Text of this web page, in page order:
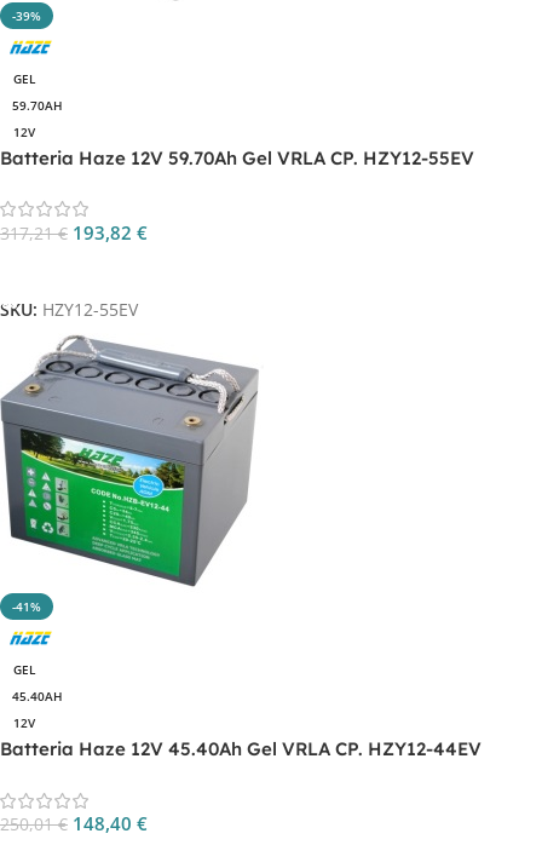
-39%
GEL
59.70AH
12V
Batteria Haze 12V 59.70Ah Gel VRLA CP. HZY12-55EV
317,21€ 193,82 €
SKU: HZY12-55EV
-41%
GEL
45.40AH
12V
Batteria Haze 12V 45.40Ah Gel VRLA CP. HZY12-44EV
250,01€ 148,40 €